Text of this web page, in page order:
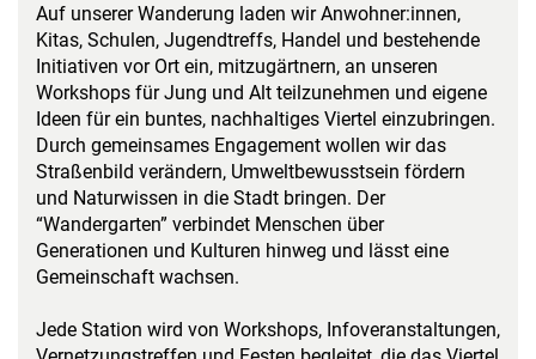
Auf unserer Wanderung laden wir Anwohner:innen,
Kitas, Schulen, Jugendtreffs, Handel und bestehende
Initiativen vor Ort ein, mitzugärtnern, an unseren
Workshops für Jung und Alt teilzunehmen und eigene
Ideen für ein buntes, nachhaltiges Viertel einzubringen.
Durch gemeinsames Engagement wollen wir das
Straßenbild verändern, Umweltbewusstsein fördern
und Naturwissen in die Stadt bringen. Der
“Wandergarten” verbindet Menschen über
Generationen und Kulturen hinweg und lässt eine
Gemeinschaft wachsen.
Jede Station wird von Workshops, Infoveranstaltungen,